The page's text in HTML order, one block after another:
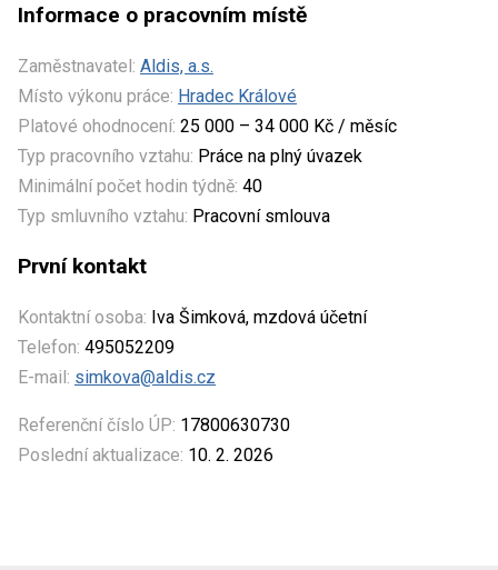
Informace o pracovním místě
Zaměstnavatel: Aldis, a.s.
Místo výkonu práce: Hradec Králové
Platové ohodnocení: 25 000 – 34 000 Kč / měsíc
Typ pracovního vztahu: Práce na plný úvazek
Minimální počet hodin týdně: 40
Typ smluvního vztahu: Pracovní smlouva
První kontakt
Kontaktní osoba: Iva Šimková, mzdová účetní
Telefon: 495052209
E-mail: simkova@aldis.cz
Referenční číslo ÚP: 17800630730
Poslední aktualizace: 10. 2. 2026